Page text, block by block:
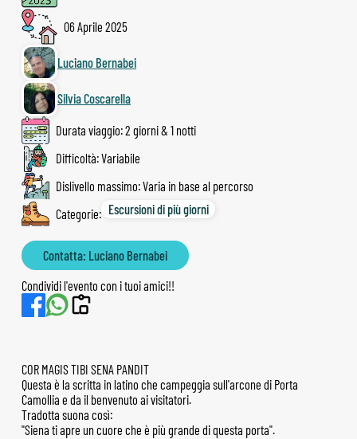
COR MAGIS TIBI SENA PANDIT
Questa è la scritta in latino che campeggia sull'arcone di Porta
Camollia e da il benvenuto ai visitatori.
Tradotta suona così:
"Siena ti apre un cuore che è più grande di questa porta".
06 Aprile 2025
Luciano Bernabei
Silvia Coscarella
Durata viaggio: 2 giorni & 1 notti
Difficoltà: Variabile
Dislivello massimo: Varia in base al percorso
Categorie: Escursioni di più giorni
Contatta: Luciano Bernabei
Condividi l'evento con i tuoi amici!!